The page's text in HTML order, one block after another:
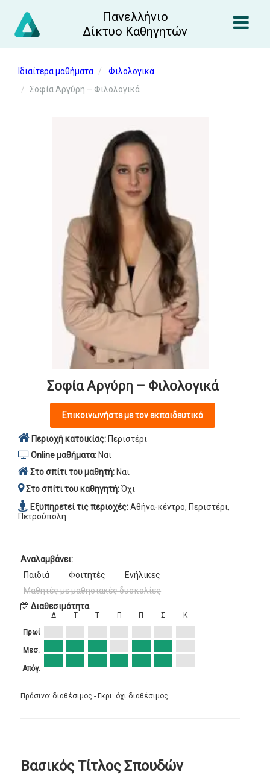
Πανελλήνιο
Δίκτυο Καθηγητών
Ιδιαίτερα μαθήματα
Φιλολογικά
Σοφία Αργύρη – Φιλολογικά
Σοφία Αργύρη – Φιλολογικά
Επικοινωνήστε με τον εκπαιδευτικό
Περιοχή κατοικίας: Περιστέρι
Online μαθήματα: Ναι
Στο σπίτι του μαθητή: Ναι
Στο σπίτι του καθηγητή:Όχι
Εξυπηρετεί τις περιοχές:Αθήνα-κέντρο, Περιστέρι,
Πετρούπολη
Αναλαμβάνει:
Παιδιά
Φοιτητές
Ενήλικες
Μαθητές με μαθησιακές δυσκολίες
Διαθεσιμότητα
Πρωί
Μεσ.
Απόγ.
Δ Τ Τ Π Π Σ Κ
Πράσινο: διαθέσιμος - Γκρι: όχι διαθέσιμος
Βασικός Τίτλος Σπουδών